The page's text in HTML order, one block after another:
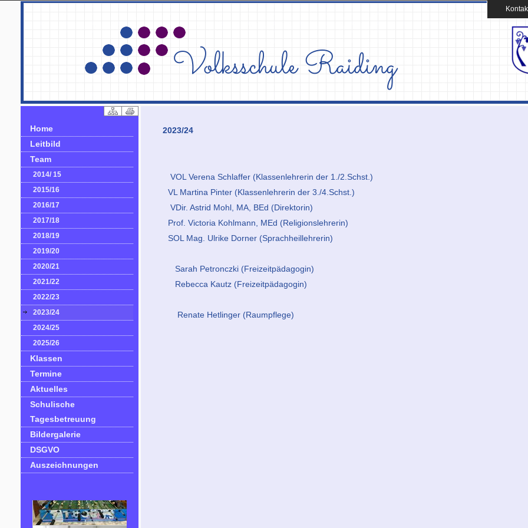
Home
Leitbild
Team
2014/ 15
2015/16
2016/17
2017/18
2018/19
2019/20
2020/21
2021/22
2022/23
2023/24
2024/25
2025/26
Klassen
Termine
Aktuelles
Schulische
Tagesbetreuung
Bildergalerie
DSGVO
Auszeichnungen
2023/24
VOL Verena Schlaffer (Klassenlehrerin der 1./2.Schst.)
VL Martina Pinter (Klassenlehrerin der 3./4.Schst.)
VDir. Astrid Mohl, MA, BEd (Direktorin)
Prof. Victoria Kohlmann, MEd (Religionslehrerin)
SOL Mag. Ulrike Dorner (Sprachheillehrerin)
Sarah Petronczki (Freizeitpädagogin)
Rebecca Kautz (Freizeitpädagogin)
Renate Hetlinger (Raumpflege)